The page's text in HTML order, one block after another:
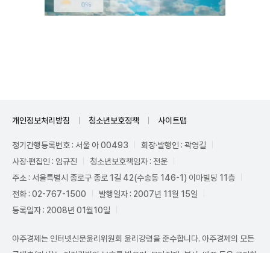
개인정보처리방침 청소년보호정책 사이트맵
정기간행등록번호 : 서울 아 00493
회장·발행인 : 곽영길
사장·편집인 : 임규진
청소년보호책임자 : 전운
주소 : 서울특별시 종로구 종로 1길 42(수송동 146-1) 이마빌딩 11층
전화 : 02-767-1500
발행일자 : 2007년 11월 15일
등록일자 : 2008년 01월10일
아주경제는 인터넷신문윤리위원회 윤리강령을 준수합니다. 아주경제의 모든